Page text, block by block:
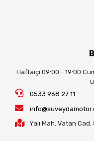
Haftaiçi 09:00 - 19:00
0533 968 27 11
Yalı Mah. Vatan